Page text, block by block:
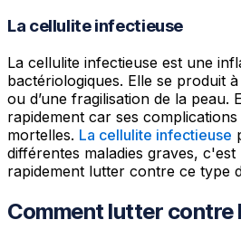
La cellulite infectieuse
La cellulite infectieuse est une
bactériologiques. Elle se produit
ou d’une fragilisation de la peau.
rapidement car ses
mortelles. La cellulite infectieuse
différentes maladies graves,
rapidement lutter contre ce type
Comment lutter contre